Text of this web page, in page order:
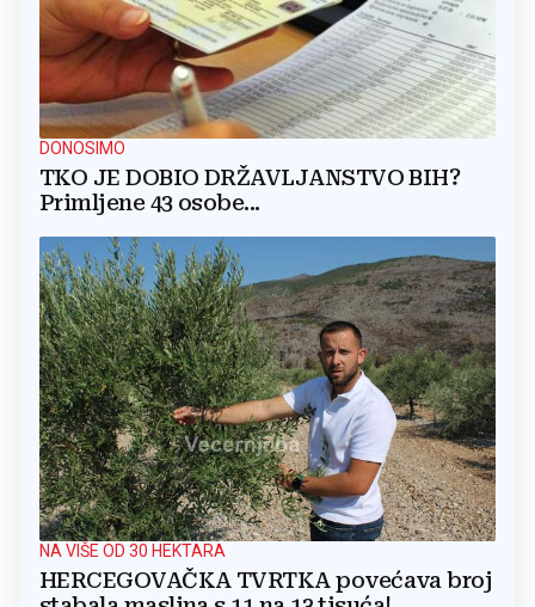
DONOSIMO
TKO JE DOBIO DRŽAVLJANSTVO BIH?
Primljene 43 osobe...
NA VIŠE OD 30 HEKTARA
HERCEGOVAČKA TVRTKA povećava broj